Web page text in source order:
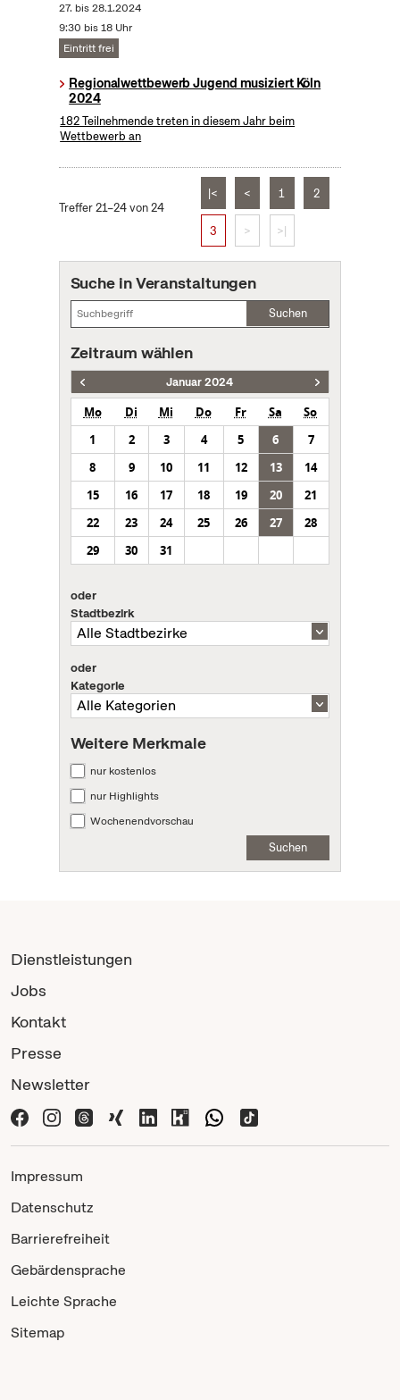
27. bis28.1.2024
9:30 bis 18 Uhr
Eintritt frei
Regionalwettbewerb Jugend musiziert Köln
2024
182 Teilnehmende treten in diesem Jahr beim
Wettbewerb an
Treffer 21–24 von 24
|< < 1 2
3 > >|
Suche in Veranstaltungen
Suchen
Zeitraum wählen
Januar 2024
Mo Di Mi Do Fr Sa
So
1
2 3 4 5 6
7
8
9 10 11 12 13
14
15
16 17 18 19 20
21
22
23 24 25 26 27
28
29
30 31
oder
Stadtbezirk
oder
Kategorie
Weitere Merkmale
nur kostenlos
nur Highlights
Wochenendvorschau
Suchen
Dienstleistungen
Jobs
Kontakt
Presse
Newsletter
Impressum
Datenschutz
Barrierefreiheit
Gebärdensprache
Leichte Sprache
Sitemap